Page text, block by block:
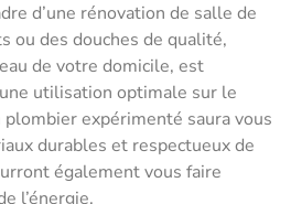
d’une rénovation de salle de
ou des douches de qualité,
de votre domicile, est
utilisation optimale sur le
expérimenté saura vous
durables et respectueux de
également vous faire
l’énergie.